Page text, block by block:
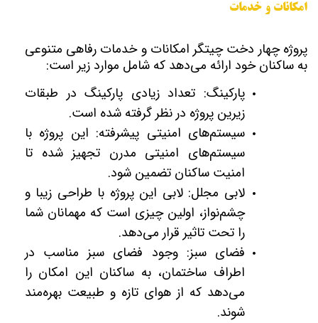
امکانات و خدمات
پروژه چهار دخت چیتگر امکانات و خدمات رفاهی متنوعی
به ساکنان خود ارائه می‌دهد که شامل موارد زیر است:
پارکینگ: تعداد زیادی پارکینگ در طبقات
زیرین پروژه در نظر گرفته شده است.
سیستم‌های امنیتی پیشرفته: این پروژه با
سیستم‌های امنیتی مدرن تجهیز شده تا
امنیت ساکنان تضمین شود.
لابی مجلل: لابی این پروژه با طراحی زیبا و
چشم‌نواز، اولین چیزی است که مهمانان شما
را تحت تاثیر قرار می‌دهد.
فضای سبز: وجود فضای سبز مناسب در
اطراف ساختمان، به ساکنان این امکان را
می‌دهد که از هوای تازه و طبیعت بهره‌مند
شوند.